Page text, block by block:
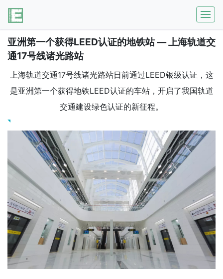
亚洲第一个获得LEED认证的地铁站 — 上海轨道交
通17号线诸光路站
上海轨道交通17号线诸光路站日前通过LEED银级认证，这
是亚洲第一个获得地铁LEED认证的车站，开启了我国轨道
交通建设绿色认证的新征程。